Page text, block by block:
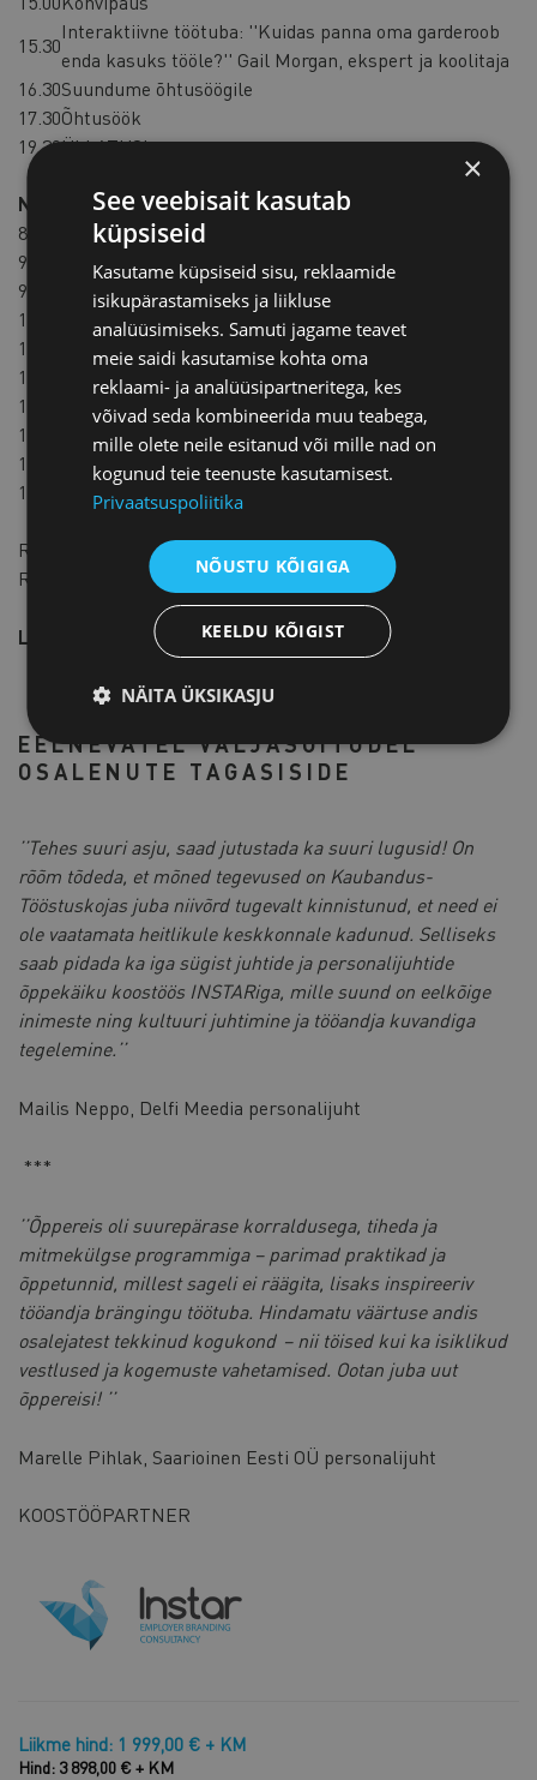
15.30
Interaktiivne töötuba: ''Kuidas panna oma garderoob
enda kasuks tööle?'' Gail Morgan, ekspert ja koolitaja
16.30Suundume õhtusöögile
17.30Õhtusöök
19.30ÜLLATUS!
Neljapäev, 11. september 2025
8.00
Hommikusöök
9.00
Kogunemine hotellis, checkout
9.00
Suundume WISE Londoni kontorisse
10.00
WISE Londoni kontoris külastus
12.00
LHV Londoni kontori külastus
13.30
Lõuna
14.30
Suundume järgmisesse kohtumispaika
15.00
MARSH peakontori külastus
16.00
Liigume lennujaama
18.50
Otselend Londonist Tallinnasse (BT872)
Registreeru varakult, sest kohtade arv on piiratud!
Registreerimiseks täida allpool asuv vorm.
Lisainfo: Piret Potisepp,piret@koda.ee +372 5300 5636
EELNEVATEL VÄLJASÕITUDEL
OSALENUTE TAGASISIDE
’’Tehes suuri asju, saad jutustada ka suuri lugusid! On
rõõm tõdeda, et mõned tegevused on Kaubandus-
Tööstuskojas juba niivõrd tugevalt kinnistunud, et need ei
ole vaatamata heitlikule keskkonnale kadunud. Selliseks
saab pidada ka iga sügist juhtide ja personalijuhtide
õppekäiku koostöös INSTARiga, mille suund on eelkõige
inimeste ning kultuuri juhtimine ja tööandja kuvandiga
tegelemine.’’
Mailis Neppo, Delfi Meedia personalijuht
***
’’Õppereis oli suurepärase korraldusega, tiheda ja
mitmekülgse programmiga – parimad praktikad ja
õppetunnid, millest sageli ei räägita, lisaks inspireeriv
tööandja brängingu töötuba. Hindamatu väärtuse andis
osalejatest tekkinud kogukond – nii töised kui ka isiklikud
vestlused ja kogemuste vahetamised. Ootan juba uut
õppereisi! ’’
Marelle Pihlak, Saarioinen Eesti OÜ personalijuht
KOOSTÖÖPARTNER
Liikme hind: 1 999,00 € + KM
Hind: 3 898,00 € + KM
×
See veebisait kasutab
küpsiseid
Kasutame küpsiseid sisu, reklaamide
isikupärastamiseks ja liikluse
analüüsimiseks. Samuti jagame teavet
meie saidi kasutamise kohta oma
reklaami- ja analüüsipartneritega, kes
võivad seda kombineerida muu teabega,
mille olete neile esitanud või mille nad on
kogunud teie teenuste kasutamisest.
Privaatsuspoliitika
NÕUSTU KÕIGIGA
KEELDU KÕIGIST
NÄITA ÜKSIKASJU